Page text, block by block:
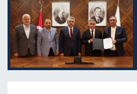
Müftülüğü
Müftülüğü